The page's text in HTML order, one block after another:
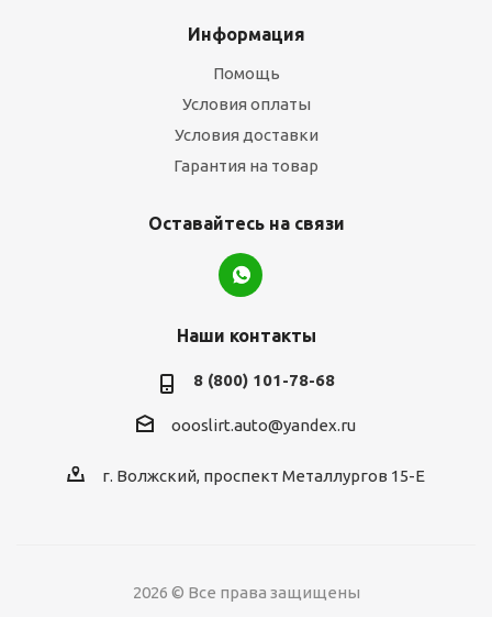
Информация
Помощь
Условия оплаты
Условия доставки
Гарантия на товар
Оставайтесь на связи
Наши контакты
8 (800) 101-78-68
oooslirt.auto@yandex.ru
г. Волжский, проспект Металлургов 15-Е
2026 © Все права защищены